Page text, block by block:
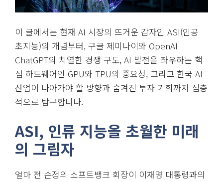
이 글에서는 현재 AI 시장의 뜨거운 감자인 ASI(인공
초지능)의 개념부터, 구글 제미나이와 OpenAI
ChatGPT의 치열한 경쟁 구도, AI 발전을 좌우하는 핵
심 하드웨어인 GPU와 TPU의 중요성, 그리고 한국 AI
산업이 나아가야 할 방향과 숨겨진 투자 기회까지 심층
적으로 탐구합니다.
ASI, 인류 지능을 초월한 미래
의 그림자
얼마 전 손정의 소프트뱅크 회장이 이재명 대통령과의